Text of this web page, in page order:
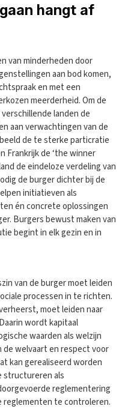
hangt af
van minderheden door
aan bod komen,
en met een
meerderheid. Om de
landen de
aan verwachtingen van de
de te sterke particratie
Frankrijk de ‘the winner
de eindeloze verdeling van
de burger dichter bij de
initiatieven als
én concrete oplossingen
Burgers bewust maken van
begint in elk gezin en in
van de burger moet leiden
processen in te richten.
moet leiden naar
wordt kapitaal
waarden als welzijn
de welvaart en respect voor
kan gerealiseerd worden
structureren als
reglementering
reglementen te controleren.